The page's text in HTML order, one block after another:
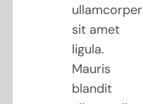
ullamcorper
sit amet
ligula.
Mauris
blandit
nibh
pulvinar a.
Curabitur
non nulla sit
amet nisl